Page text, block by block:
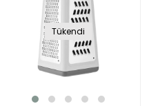
Tükendi